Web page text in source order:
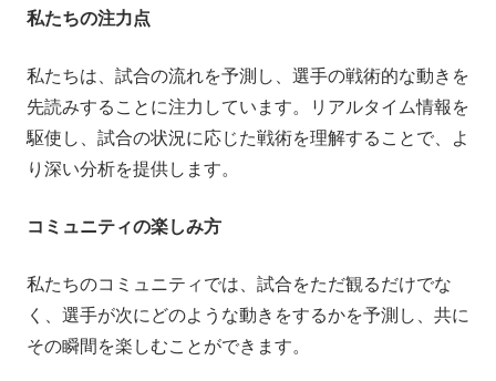
私たちの注力点
私たちは、試合の流れを予測し、選手の戦術的な動きを
先読みすることに注力しています。リアルタイム情報を
駆使し、試合の状況に応じた戦術を理解することで、よ
り深い分析を提供します。
コミュニティの楽しみ方
私たちのコミュニティでは、試合をただ観るだけでな
く、選手が次にどのような動きをするかを予測し、共に
その瞬間を楽しむことができます。